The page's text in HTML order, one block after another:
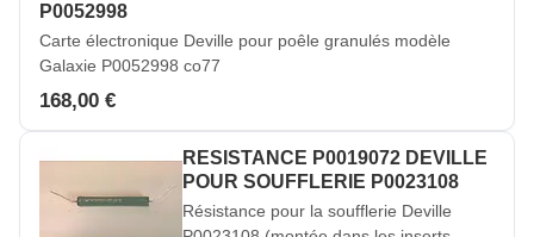
P0052998
Carte électronique Deville pour poêle granulés modèle
Galaxie P0052998 co77
168,00 €
RESISTANCE P0019072 DEVILLE
POUR SOUFFLERIE P0023108
Résistance pour la soufflerie Deville